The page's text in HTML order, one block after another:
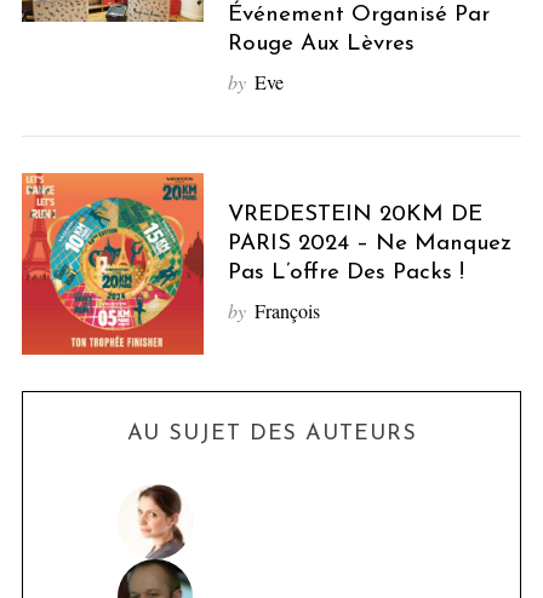
Événement Organisé Par
Rouge Aux Lèvres
by Eve
VREDESTEIN 20KM DE
PARIS 2024 – Ne Manquez
Pas L’offre Des Packs !
by François
AU SUJET DES AUTEURS